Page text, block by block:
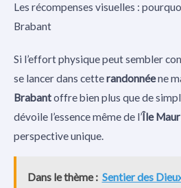
Les récompenses visuelles :
Brabant
Si l’effort physique peut sembler
se lancer dans cetterandonnéene
Brabantoffre bien plus que de
dévoile l’essence même de l’Île
perspective unique.
Dans le thème : Sentier des